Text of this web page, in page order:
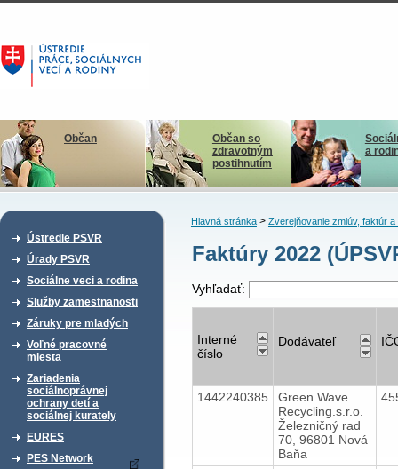
Občan
Občan so
zdravotným
postihnutím
a
Ústredie PSVR
Úrady PSVR
Sociálne veci a rodina
Služby zamestnanosti
Záruky pre mladých
Voľné pracovné
miesta
Zariadenia
sociálnoprávnej
ochrany detí a
sociálnej kurately
EURES
PES Network
Hlavná stránka> Zverejňovanie zmlúv, faktúr a
Faktúry 2022
Vyhľadať:
Interné
číslo
Dodávateľ
1442240385
Green Wave
Recycling.s.r.o.
Železničný rad
70, 96801 Nová
Baňa